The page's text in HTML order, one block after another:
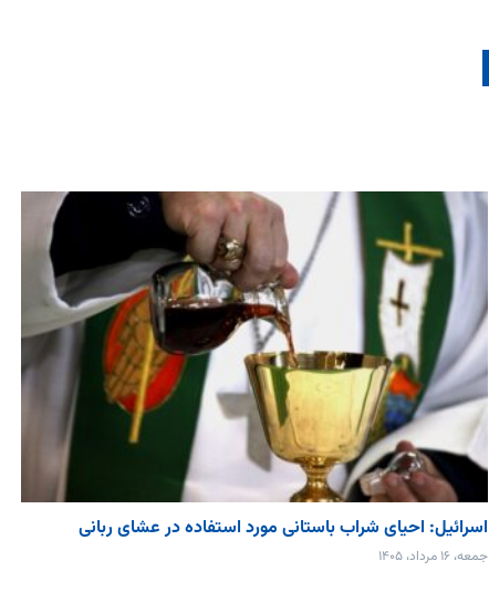
اسرائیل: احیای شراب باستانی مورد استفاده در عشای ربانی
جمعه، ۱۶ مرداد، ۱۴۰۵